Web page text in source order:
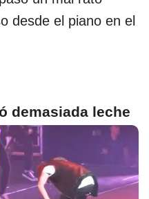
desde el piano en el
demasiada leche